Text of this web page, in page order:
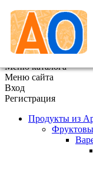
+7 (495) 646-888-1
В корзине 0 товаров
Меню каталога
Меню сайта
Вход
Регистрация
Продукты из